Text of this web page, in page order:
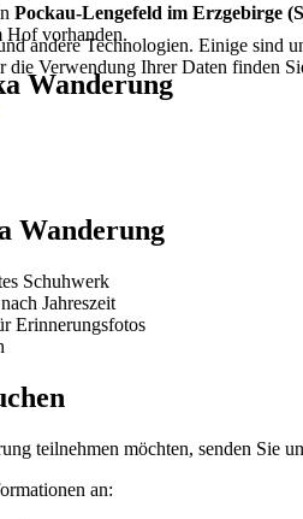
Pockau-Lengefeld im Erzgebirge
Hof vorhanden.
Wanderung
Wanderung
Schuhwerk
Jahreszeit
Erinnerungsfotos
teilnehmen möchten, senden Sie
an:
andere Technologien. Einige sind
die Verwendung Ihrer Daten finden